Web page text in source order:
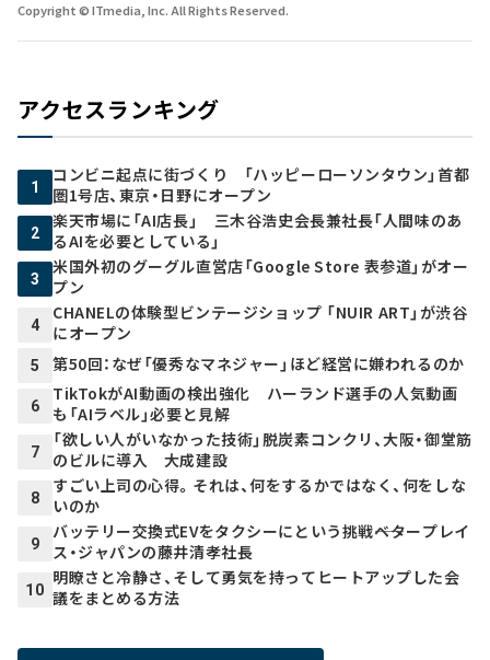
Copyright © ITmedia, Inc. All Rights Reserved.
アクセスランキング
1
コンビニ起点に街づくり 「ハッピーローソンタウン」首都
圏1号店、東京・日野にオープン
2
楽天市場に「AI店長」 三木谷浩史会長兼社長「人間味のあ
るAIを必要としている」
3
米国外初のグーグル直営店「Google Store 表参道」がオー
プン
4
CHANELの体験型ビンテージショップ 「NUIR ART」が渋谷
にオープン
5 第50回：なぜ「優秀なマネジャー」ほど経営に嫌われるのか
6
TikTokがAI動画の検出強化 ハーランド選手の人気動画
も「AIラベル」必要と見解
7
「欲しい人がいなかった技術」脱炭素コンクリ、大阪・御堂筋
のビルに導入 大成建設
8
すごい上司の心得。それは、何をするかではなく、何をしな
いのか
9
バッテリー交換式EVをタクシーにという挑戦――ベタープレイ
ス・ジャパンの藤井清孝社長
10
明瞭さと冷静さ、そして勇気を持ってヒートアップした会
議をまとめる方法